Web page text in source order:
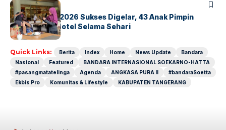
BERITAINDEX
GM For A Day 2026 Sukses Digelar, 43 Anak Pimpin
Operasional Hotel Selama Sehari
Quick Links: Berita Index Home News Update
Bandara
Nasional
Featured
BANDARA INTERNASIONAL SOEKARNO-HATTA
#pasangmatatelinga
Agenda ANGKASA PURA II
#bandaraSoetta
Ekbis Pro
Komunitas & Lifestyle KABUPATEN TANGERANG